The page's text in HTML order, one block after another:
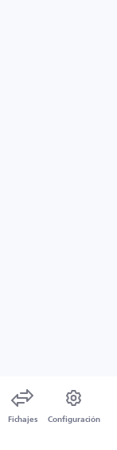
Fichajes Configuración